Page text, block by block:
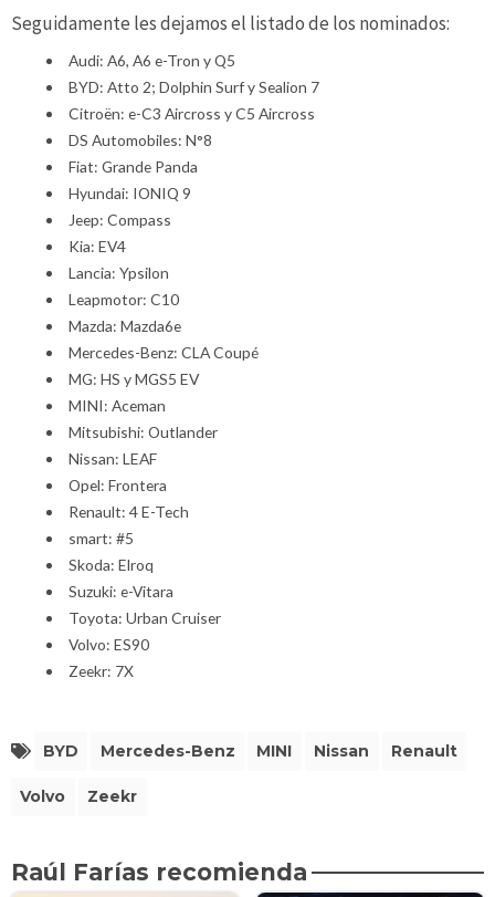
Seguidamente les dejamos el listado de los nominados:
Audi: A6, A6 e-Tron y Q5
BYD: Atto 2; Dolphin Surf y Sealion 7
Citroën: e-C3 Aircross y C5 Aircross
DS Automobiles: N°8
Fiat: Grande Panda
Hyundai: IONIQ 9
Jeep: Compass
Kia: EV4
Lancia: Ypsilon
Leapmotor: C10
Mazda: Mazda6e
Mercedes-Benz: CLA Coupé
MG: HS y MGS5 EV
MINI: Aceman
Mitsubishi: Outlander
Nissan: LEAF
Opel: Frontera
Renault: 4 E-Tech
smart: #5
Skoda: Elroq
Suzuki: e-Vitara
Toyota: Urban Cruiser
Volvo: ES90
Zeekr: 7X
BYD Mercedes-Benz MINI Nissan Renault
Volvo Zeekr
Raúl Farías recomienda